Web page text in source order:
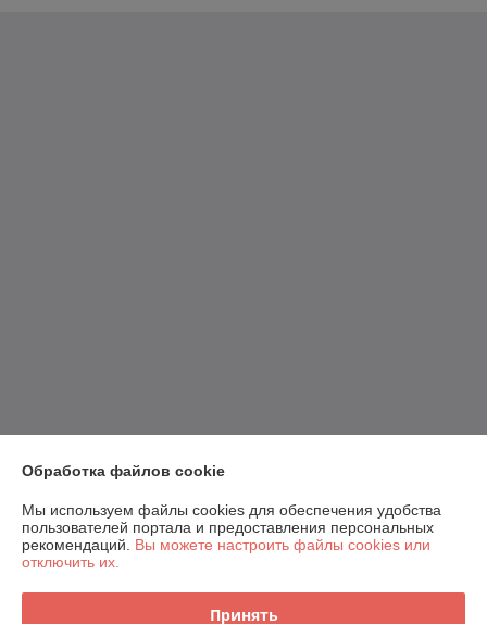
Обработка файлов cookie
Мы используем файлы cookies для обеспечения удобства
пользователей портала и предоставления персональных
рекомендаций. Вы можете настроить файлы cookies или
отключить их.
Принять